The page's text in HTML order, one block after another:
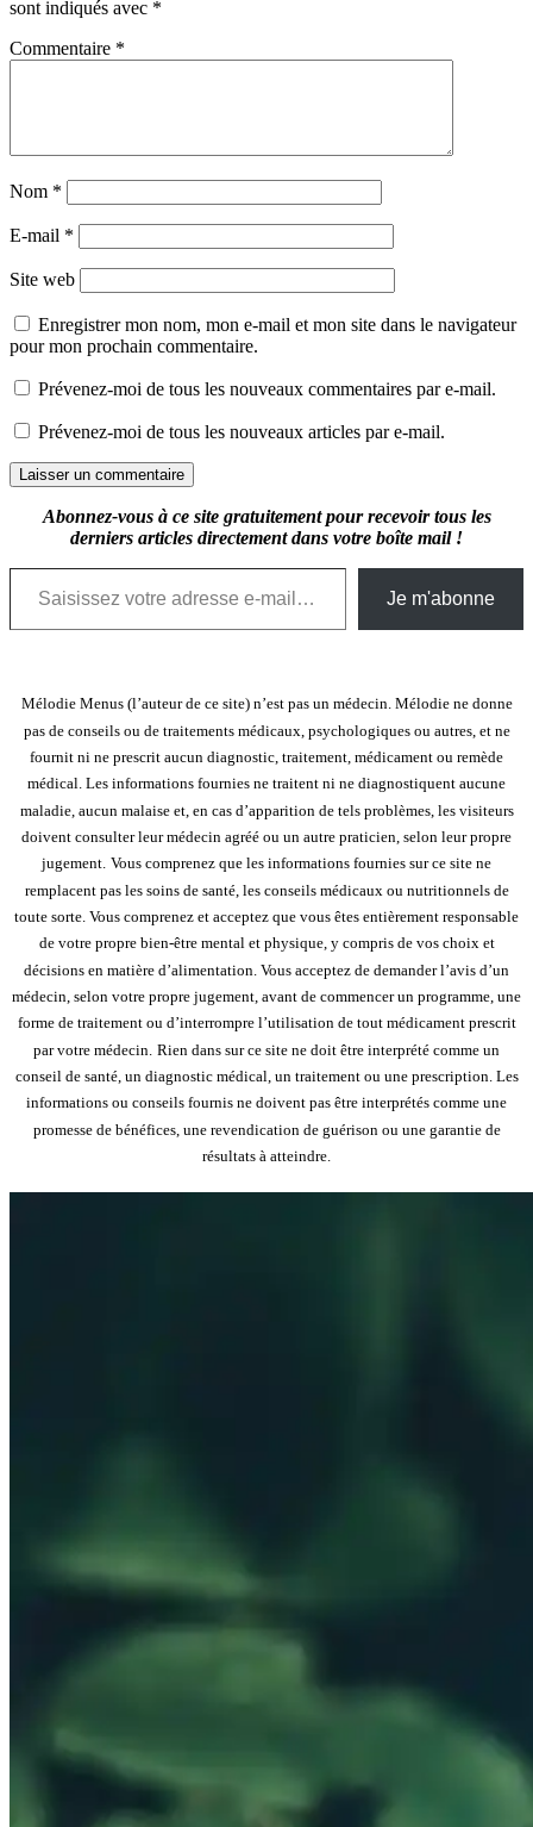
sont indiqués avec *
Commentaire *
Nom *
E-mail *
Site web
Enregistrer mon nom, mon e-mail et mon site dans le navigateur
pour mon prochain commentaire.
Prévenez-moi de tous les nouveaux commentaires par e-mail.
Prévenez-moi de tous les nouveaux articles par e-mail.
Abonnez-vous à ce site gratuitement pour recevoir tous les
derniers articles directement dans votre boîte mail !
Saisissez votre adresse e-mail…
Je m'abonne
Mélodie Menus (l’auteur de ce site) n’est pas un médecin. Mélodie ne donne
pas de conseils ou de traitements médicaux, psychologiques ou autres, et ne
fournit ni ne prescrit aucun diagnostic, traitement, médicament ou remède
médical. Les informations fournies ne traitent ni ne diagnostiquent aucune
maladie, aucun malaise et, en cas d’apparition de tels problèmes, les visiteurs
doivent consulter leur médecin agréé ou un autre praticien, selon leur propre
jugement. Vous comprenez que les informations fournies sur ce site ne
remplacent pas les soins de santé, les conseils médicaux ou nutritionnels de
toute sorte. Vous comprenez et acceptez que vous êtes entièrement responsable
de votre propre bien-être mental et physique, y compris de vos choix et
décisions en matière d’alimentation. Vous acceptez de demander l’avis d’un
médecin, selon votre propre jugement, avant de commencer un programme, une
forme de traitement ou d’interrompre l’utilisation de tout médicament prescrit
par votre médecin. Rien dans sur ce site ne doit être interprété comme un
conseil de santé, un diagnostic médical, un traitement ou une prescription. Les
informations ou conseils fournis ne doivent pas être interprétés comme une
promesse de bénéfices, une revendication de guérison ou une garantie de
résultats à atteindre.